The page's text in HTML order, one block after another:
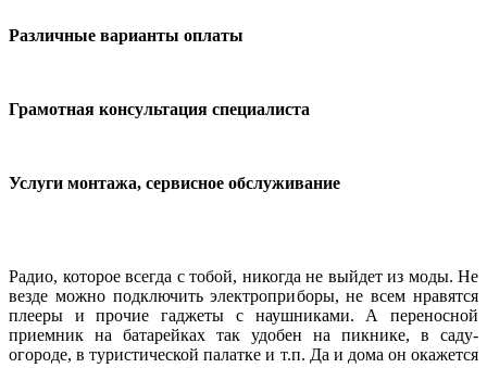
Различные варианты оплаты
Грамотная консультация специалиста
Услуги монтажа, сервисное обслуживание
Радио, которое всегда с тобой, никогда не выйдет из моды. Не
везде можно подключить электроприборы, не всем нравятся
плееры и прочие гаджеты с наушниками. А переносной
приемник на батарейках так удобен на пикнике, в саду-
огороде, в туристической палатке и т.п. Да и дома он окажется